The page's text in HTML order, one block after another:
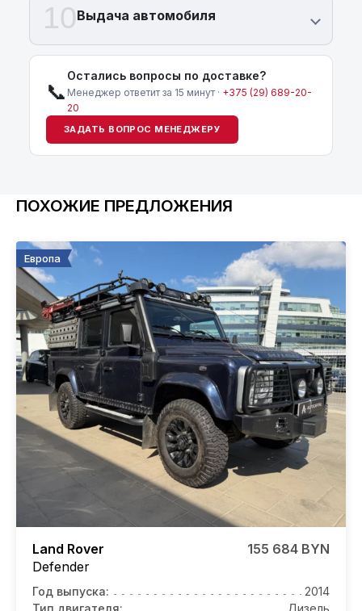
10Выдача автомобиля
📞
Остались вопросы по доставке?
Менеджер ответит за 15 минут · +375 (29) 689-20-
20
ЗАДАТЬ ВОПРОС МЕНЕДЖЕРУ
ПОХОЖИЕ ПРЕДЛОЖЕНИЯ
Европа
Land Rover
Defender
155 684 BYN
Год выпуска:
2014
Тип двигателя:
Дизель